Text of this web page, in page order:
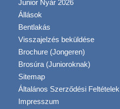
Junior Nyár 2026
Állások
Bentlakás
Visszajelzés beküldése
Brochure (Jongeren)
Brosúra (Junioroknak)
Sitemap
Általános Szerződési Feltételek
Impresszum